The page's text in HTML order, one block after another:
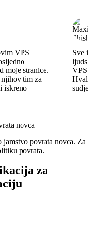
VPS
moje stranice.
tim za
iskreno
Sve
VPS
novca
jamstvo povrata novca. Za
povrata.
za